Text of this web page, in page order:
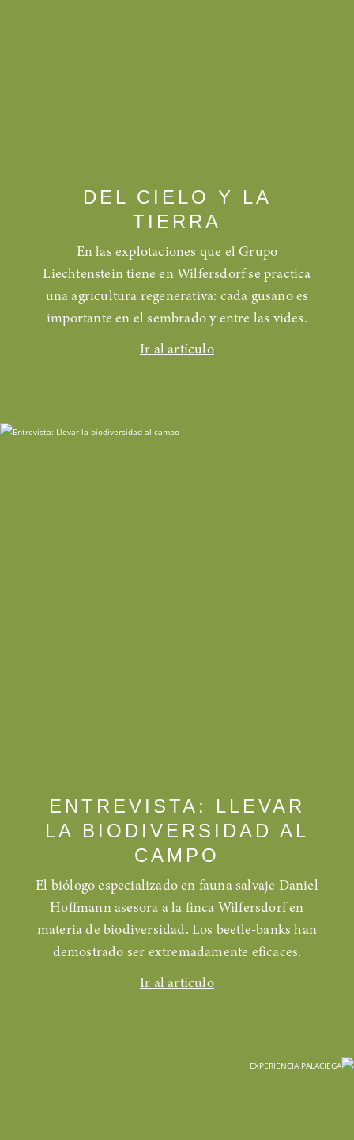
DEL CIELO Y LA
TIERRA
Ir al artículo
En las explotaciones que el Grupo
Liechtenstein tiene en Wilfersdorf se practica
una agricultura regenerativa: cada gusano es
importante en el sembrado y entre las vides.
ENTREVISTA: LLEVAR
LA BIODIVERSIDAD AL
CAMPO
Ir al artículo
El biólogo especializado en fauna salvaje Daniel
Hoffmann asesora a la finca Wilfersdorf en
materia de biodiversidad. Los beetle-banks han
demostrado ser extremadamente eficaces.